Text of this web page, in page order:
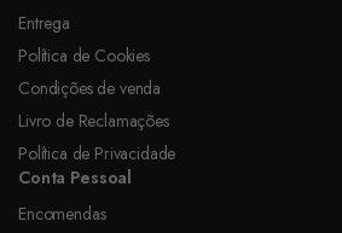
Entrega
Política de Cookies
Condições de venda
Livro de Reclamações
Política de Privacidade
Conta Pessoal
Encomendas